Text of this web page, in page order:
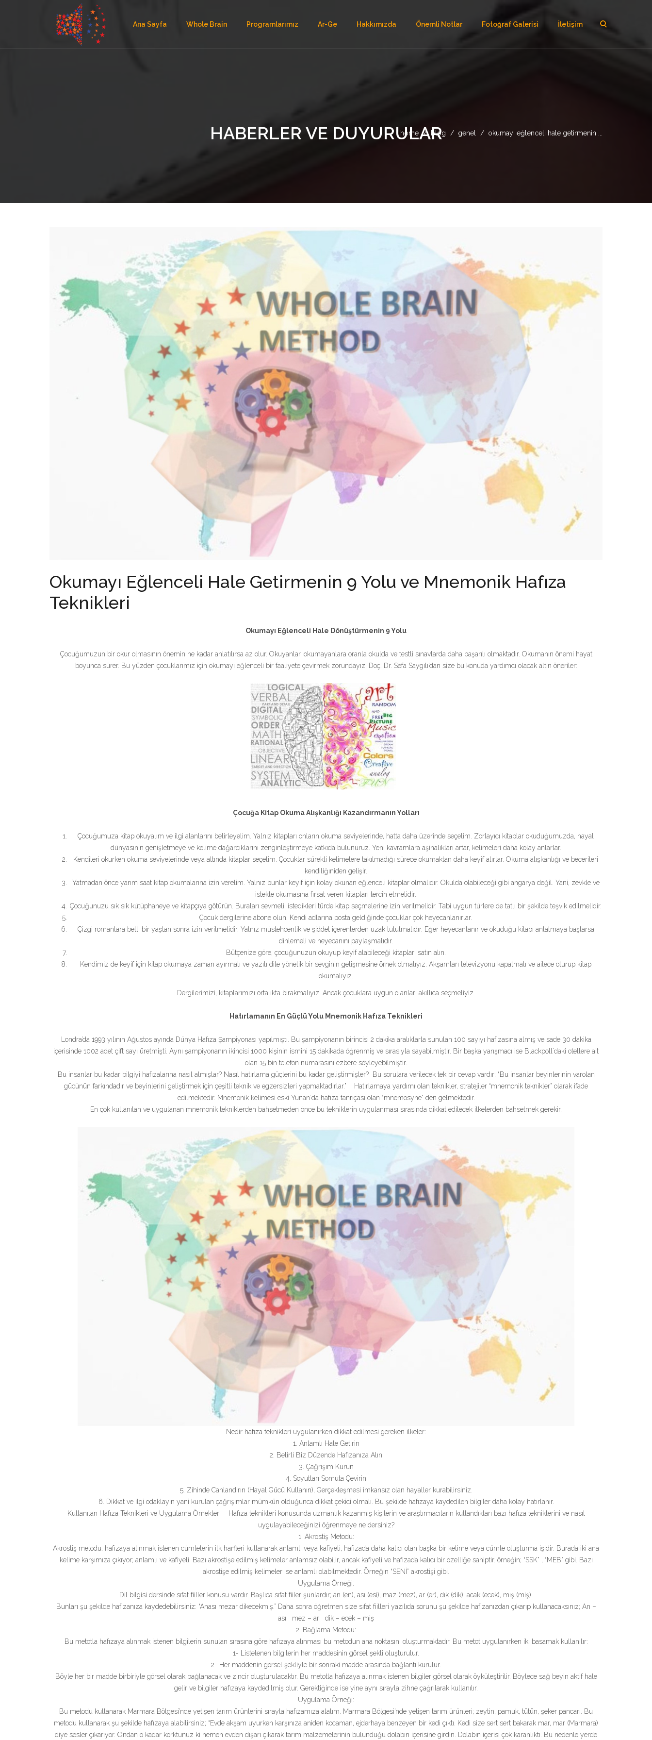
Ana Sayfa Whole Brain Programlarımız Ar-Ge Hakkımızda Önemli Notlar Fotoğraf Galerisi İletişim
HABERLER VE DUYURULAR
home blog genel okumayı eğlenceli hale getirmenin ...
Okumayı Eğlenceli Hale Getirmenin 9 Yolu ve Mnemonik Hafıza
Teknikleri
Okumayı Eğlenceli Hale Dönüştürmenin 9 Yolu
Çocuğumuzun bir okur olmasının önemin ne kadar anlatılırsa az olur. Okuyanlar, okumayanlara oranla okulda ve testli sınavlarda daha başarılı olmaktadır. Okumanın önemi hayat
boyunca sürer. Bu yüzden çocuklarımız için okumayı eğlenceli bir faaliyete çevirmek zorundayız. Doç. Dr. Sefa Saygılı’dan size bu konuda yardımcı olacak altın öneriler:
Çocuğa Kitap Okuma Alışkanlığı Kazandırmanın Yolları
Çocuğumuza kitap okuyalım ve ilgi alanlarını belirleyelim. Yalnız kitapları onların okuma seviyelerinde, hatta daha üzerinde seçelim. Zorlayıcı kitaplar okuduğumuzda, hayal
dünyasının genişletmeye ve kelime dağarcıklarını zenginleştirmeye katkıda bulunuruz. Yeni kavramlara aşinalıkları artar, kelimeleri daha kolay anlarlar.
Kendileri okurken okuma seviyelerinde veya altında kitaplar seçelim. Çocuklar sürekli kelimelere takılmadığı sürece okumaktan daha keyif alırlar. Okuma alışkanlığı ve becerileri
kendiliğıniden gelişir.
Yatmadan önce yarım saat kitap okumalarına izin verelim. Yalnız bunlar keyif için kolay okunan eğlenceli kitaplar olmalıdır. Okulda olabileceği gibi angarya değil. Yani, zevkle ve
istekle okumasına fırsat veren kitapları tercih etmelidir.
Çocuğunuzu sık sık kütüphaneye ve kitapçıya götürün. Buraları sevmeli, istedikleri türde kitap seçmelerine izin verilmelidir. Tabi uygun türlere de tatlı bir şekilde teşvik edilmelidir.
Çocuk dergilerine abone olun. Kendi adlarına posta geldiğinde çocuklar çok heyecanlanırlar.
Çizgi romanlara belli bir yaştan sonra izin verilmelidir. Yalnız müstehcenlik ve şiddet içerenlerden uzak tutulmalıdır. Eğer heyecanlanır ve okuduğu kitabı anlatmaya başlarsa
dinlemeli ve heyecanını paylaşmalıdır.
Bütçenize göre, çocuğunuzun okuyup keyif alabileceği kitapları satın alın.
Kendimiz de keyif için kitap okumaya zaman ayırmalı ve yazılı dile yönelik bir sevginin gelişmesine örnek olmalıyız. Akşamları televizyonu kapatmalı ve ailece oturup kitap
okumalıyız.
Dergilerimizi, kitaplarımızı ortalıkta bırakmalıyız. Ancak çocuklara uygun olanları akıllıca seçmeliyiz.
Hatırlamanın En Güçlü Yolu Mnemonik Hafıza Teknikleri
Londra’da 1993 yılının Ağustos ayında Dünya Hafıza Şampiyonası yapılmıştı. Bu şampiyonanın birincisi 2 dakika aralıklarla sunulan 100 sayıyı hafızasına almış ve sade 30 dakika
içerisinde 1002 adet çift sayı üretmişti. Aynı şampiyonanın ikincisi 1000 kişinin ismini 15 dakikada öğrenmiş ve sırasıyla sayabilmiştir. Bir başka yarışmacı ise Blackpoll´daki otellere ait
olan 15 bin telefon numarasını ezbere söyleyebilmiştir.
Bu insanlar bu kadar bilgiyi hafızalarına nasıl almışlar? Nasıl hatırlama güçlerini bu kadar geliştirmişler? Bu sorulara verilecek tek bir cevap vardır: “Bu insanlar beyinlerinin varolan
gücünün farkındadır ve beyinlerini geliştirmek için çeşitli teknik ve egzersizleri yapmaktadırlar.” Hatırlamaya yardımı olan teknikler, stratejiler “mnemonik teknikler” olarak ifade
edilmektedir. Mnemonik kelimesi eski Yunan´da hafıza tanrıçası olan “mnemosyne” den gelmektedir.
En çok kullanılan ve uygulanan mnemonik tekniklerden bahsetmeden önce bu tekniklerin uygulanması sırasında dikkat edilecek ilkelerden bahsetmek gerekir.
Nedir hafıza teknikleri uygulanırken dikkat edilmesi gereken ilkeler:
1. Anlamlı Hale Getirin
2. Belirli Biz Düzende Hafızanıza Alın
3. Çağrışım Kurun
4. Soyutları Somuta Çevirin
5. Zihinde Canlandırın (Hayal Gücü Kullanın), Gerçekleşmesi imkansız olan hayaller kurabilirsiniz.
6. Dikkat ve ilgi odaklayın yani kurulan çağrışımlar mümkün olduğunca dikkat çekici olmalı. Bu şekilde hafızaya kaydedilen bilgiler daha kolay hatırlanır.
Kullanılan Hafıza Teknikleri ve Uygulama Örnekleri Hafıza teknikleri konusunda uzmanlık kazanmış kişilerin ve araştırmacıların kullandıkları bazı hafıza tekniklerini ve nasıl
uygulayabileceğinizi öğrenmeye ne dersiniz?
1. Akrostiş Metodu:
Akrostiş metodu, hafızaya alınmak istenen cümlelerin ilk harfleri kullanarak anlamlı veya kafiyeli, hafızada daha kalıcı olan başka bir kelime veya cümle oluşturma işidir. Burada iki ana
kelime karşımıza çıkıyor; anlamlı ve kafiyeli. Bazı akrostişe edilmiş kelimeler anlamsız olabilir, ancak kafiyeli ve hafızada kalıcı bir özelliğe sahiptir. örneğin; “SSK” , “MEB” gibi. Bazı
akrostişe edilmiş kelimeler ise anlamlı olabilmektedir. Örneğin “SENİ” akrostişi gibi.
Uygulama Örneği:
Dil bilgisi dersinde sıfat fiiller konusu vardır. Başlıca sıfat fiiler şunlardır; an (en), ası (esi), maz (mez), ar (er), dık (dik), acak (ecek), mış (miş).
Bunları şu şekilde hafızanıza kaydedebilirsiniz: “Anası mezar dikecekmiş.” Daha sonra öğretmen size sıfat fiilleri yazılıda sorunu şu şekilde hafızanızdan çıkarıp kullanacaksınız; An –
ası mez – ar dik – ecek – miş
2. Bağlama Metodu:
Bu metotla hafızaya alınmak istenen bilgilerin sunulan sırasına göre hafızaya alınması bu metodun ana noktasını oluşturmaktadır. Bu metot uygulanırken iki basamak kullanılır:
1- Listelenen bilgilerin her maddesinin görsel şekli oluşturulur.
2- Her maddenin görsel şekliyle bir sonraki madde arasında bağlantı kurulur.
Böyle her bir madde birbiriyle görsel olarak bağlanacak ve zincir oluşturulacaktır. Bu metotla hafızaya alınmak istenen bilgiler görsel olarak öyküleştirilir. Böylece sağ beyin aktif hale
gelir ve bilgiler hafızaya kaydedilmiş olur. Gerektiğinde ise yine aynı sırayla zihne çağrılarak kullanılır.
Uygulama Örneği:
Bu metodu kullanarak Marmara Bölgesi’nde yetişen tarım ürünlerini sırayla hafızamıza alalım. Marmara Bölgesi’nde yetişen tarım ürünleri; zeytin, pamuk, tütün, şeker pancarı. Bu
metodu kullanarak şu şekilde hafızaya alabilirsiniz; “Evde akşam uyurken karşınıza aniden kocaman, ejderhaya benzeyen bir kedi çıktı. Kedi size sert sert bakarak mar, mar (Marmara)
diye sesler çıkarıyor. Ondan o kadar korktunuz ki hemen evden dışarı çıkarak tarım malzemelerinin bulunduğu dolabın içerisine girdin. Dolabın içerisi çok karanlıktı. Bu nedenle yerde